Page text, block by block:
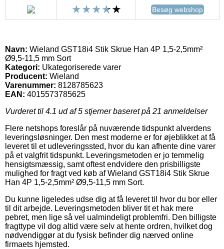
Besøg webshop
Navn: Wieland GST18i4 Stik Skrue Han 4P 1,5-2,5mm²
Ø9,5-11,5 mm Sort
Kategori: Ukategoriserede varer
Producent: Wieland
Varenummer: 8128785623
EAN: 4015573785625
Vurderet til 4.1 ud af 5 stjerner baseret på 21 anmeldelser
Flere netshops foreslår på nuværende tidspunkt alverdens
leveringsløsninger. Den mest moderne er for øjeblikket at få
leveret til et udleveringssted, hvor du kan afhente dine varer
på et valgfrit tidspunkt. Leveringsmetoden er jo temmelig
hensigtsmæssig, samt oftest endvidere den prisbilligste
mulighed for fragt ved køb af Wieland GST18i4 Stik Skrue
Han 4P 1,5-2,5mm² Ø9,5-11,5 mm Sort.
Du kunne ligeledes udse dig at få leveret til hvor du bor eller
til dit arbejde. Leveringsmetoden bliver tit et hak mere
pebret, men lige så vel ualmindeligt problemfri. Den billigste
fragttype vil dog altid være selv at hente ordren, hvilket dog
nødvendiggør at du fysisk befinder dig nærved online
firmaets hjemsted.